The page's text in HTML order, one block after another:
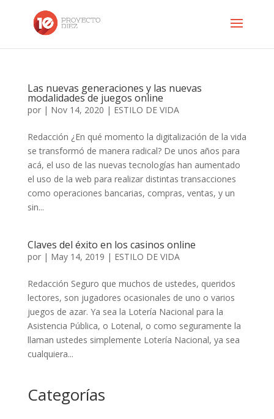
Las nuevas generaciones y las nuevas
modalidades de juegos online
por | Nov 14, 2020 | ESTILO DE VIDA
Redacción ¿En qué momento la digitalización de la vida
se transformó de manera radical? De unos años para
acá, el uso de las nuevas tecnologías han aumentado
el uso de la web para realizar distintas transacciones
como operaciones bancarias, compras, ventas, y un
sin...
Claves del éxito en los casinos online
por | May 14, 2019 | ESTILO DE VIDA
Redacción Seguro que muchos de ustedes, queridos
lectores, son jugadores ocasionales de uno o varios
juegos de azar. Ya sea la Lotería Nacional para la
Asistencia Pública, o Lotenal, o como seguramente la
llaman ustedes simplemente Lotería Nacional, ya sea
cualquiera...
Categorías